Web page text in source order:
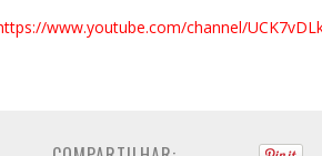
www.youtube.com/channel/